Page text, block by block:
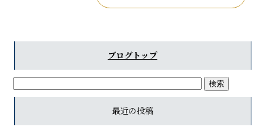
ブログトップ
最近の投稿